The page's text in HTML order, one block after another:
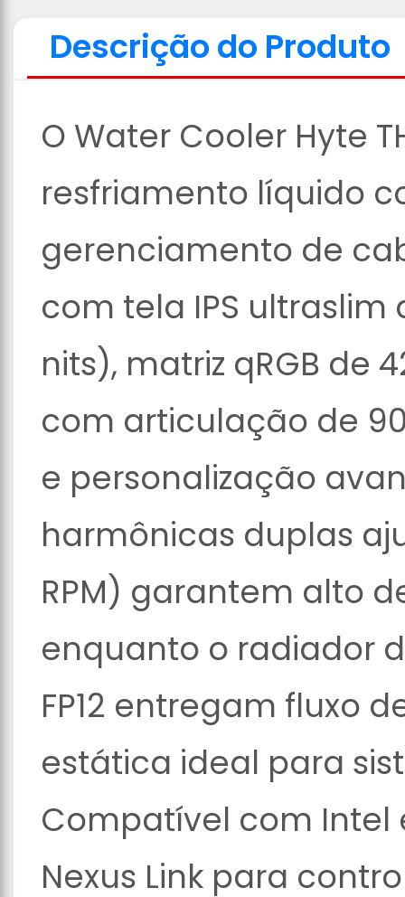
Descrição do Produto
O Water Cooler Hyte
resfriamento líquido
gerenciamento de
com tela IPS ultraslim
nits), matriz qRGB de
com articulação de
e personalização
harmônicas duplas
RPM) garantem alto
enquanto o radiador
FP12 entregam fluxo
estática ideal para
Compatível com Intel
Nexus Link para